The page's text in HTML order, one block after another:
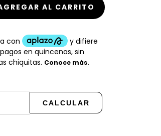
CALCULAR